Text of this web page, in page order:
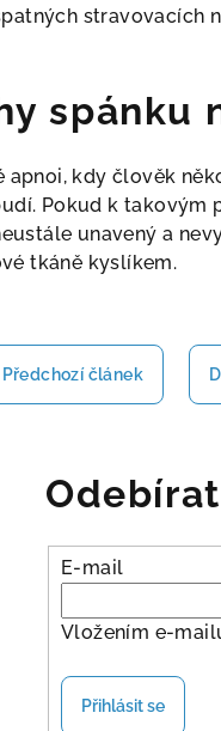
stravovacích
spánku
apnoi, kdy člověk
Pokud k
unavený a
tkáně kyslíkem.
Předchozí článek
E-mail
Vložením e-
Přihlásit se